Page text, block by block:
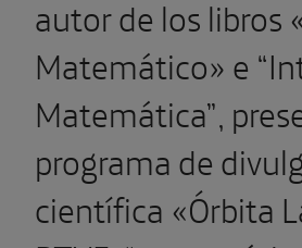
autor de los libros
Matemático» e
Matemática”,
programa de
científica «Órbita